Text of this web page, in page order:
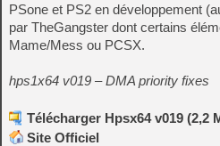
PSone et PS2 en développement
par TheGangster dont certains
Mame/Mess ou PCSX.
hps1x64 v019 – DMA priority fixes
Télécharger Hpsx64 v019 (2,2
Site Officiel